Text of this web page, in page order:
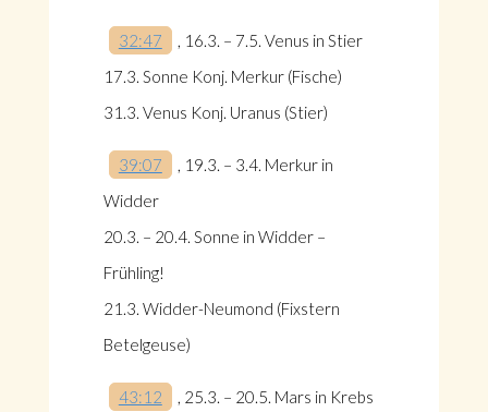
32:47
, 16.3. – 7.5. Venus in Stier
17.3. Sonne Konj. Merkur (Fische)
31.3. Venus Konj. Uranus (Stier)
39:07
, 19.3. – 3.4. Merkur in
Widder
20.3. – 20.4. Sonne in Widder –
Frühling!
21.3. Widder-Neumond (Fixstern
Betelgeuse)
43:12
, 25.3. – 20.5. Mars in Krebs